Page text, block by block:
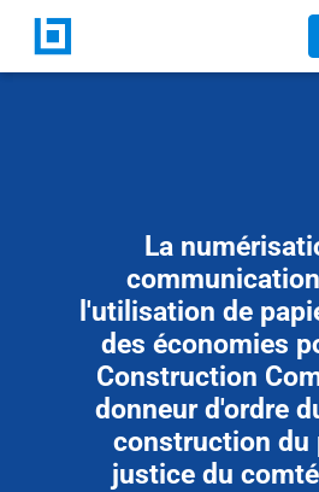
La
l'utilisation de
des économies
Construction
donneur d'ordre
construction du
justice du